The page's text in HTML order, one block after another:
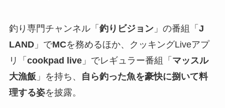
釣り専門チャンネル「 釣りビジョン」の番組「 J
LAND」でMCを務めるほか、クッキングLiveアプ
リ「 cookpad live」でレギュラー番組「 マッスル
大漁飯 」を持ち、
自ら釣った魚を豪快に捌いて料
理する姿を披露。